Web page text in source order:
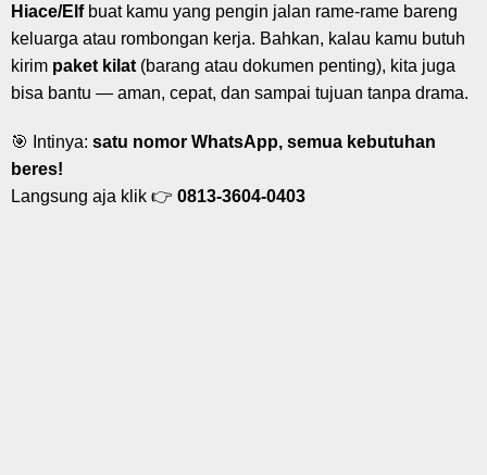
Hiace/Elfbuat kamu yang pengin jalan rame-rame bareng
keluarga atau rombongan kerja. Bahkan, kalau kamu butuh
kirim paket kilat (barang atau dokumen penting), kita juga
bisa bantu — aman, cepat, dan sampai tujuan tanpa drama.
🎯 Intinya: satu nomor WhatsApp, semua kebutuhan
beres!
Langsung aja klik 👉 0813-3604-0403